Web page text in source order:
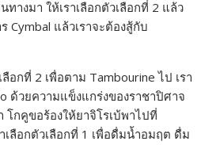
ทางมา ให้เราเลือกตัวเลือกที่ 2 แล้ว
Cymbal แล้วเราจะต้องสู้กับ
อกที่ 2 เพื่อตาม Tambourine ไป เรา
ด้วยความแข็งแกร่งของราชาปิศาจ
กคูขอร้องให้ยาจิโรเบ้พาไปที่
เลือกตัวเลือกที่ 1 เพื่อดื่มน้ำอมฤต ดื่ม